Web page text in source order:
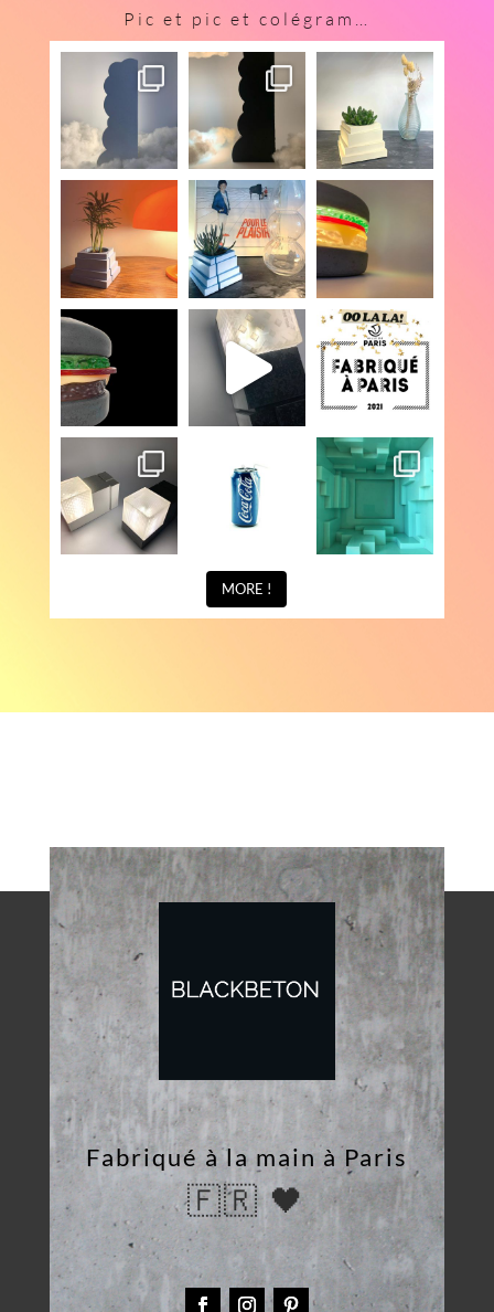
Pic et pic et colégram…
MORE !
Fabriqué à la main à Paris
🇫🇷 🖤